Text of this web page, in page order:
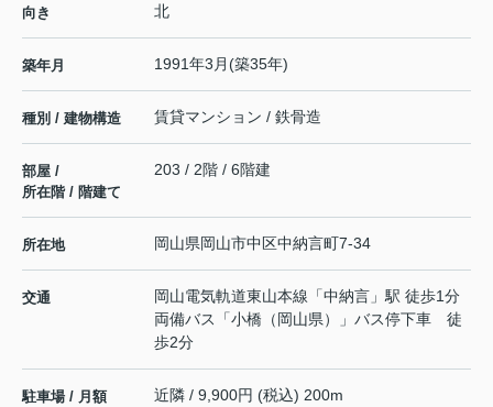
向き 北
築年月 1991年3月(築35年)
種別 / 建物構造 賃貸マンション / 鉄骨造
部屋 /
所在階 / 階建て
203 / 2階 / 6階建
所在地 岡山県岡山市中区中納言町7-34
交通 岡山電気軌道東山本線 「中納言 」駅 徒歩1分
両備バス「小橋（岡山県）」バス停下車 徒
歩2分
駐車場 / 月額 近隣 / 9,900円 (税込) 200m